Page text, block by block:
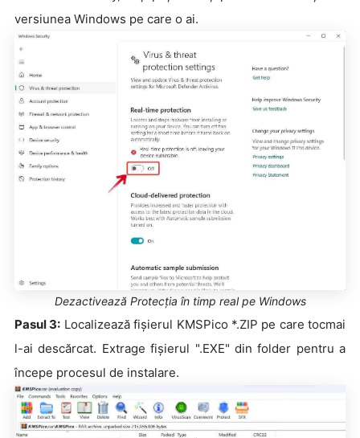
versiunea Windows pe care o ai.
Dezactivează Protecția în timp real pe Windows
Pasul 3: Localizează fișierul KMSPico *.ZIP pe care tocmai
l-ai descărcat. Extrage fișierul ".EXE" din folder pentru a
începe procesul de instalare.